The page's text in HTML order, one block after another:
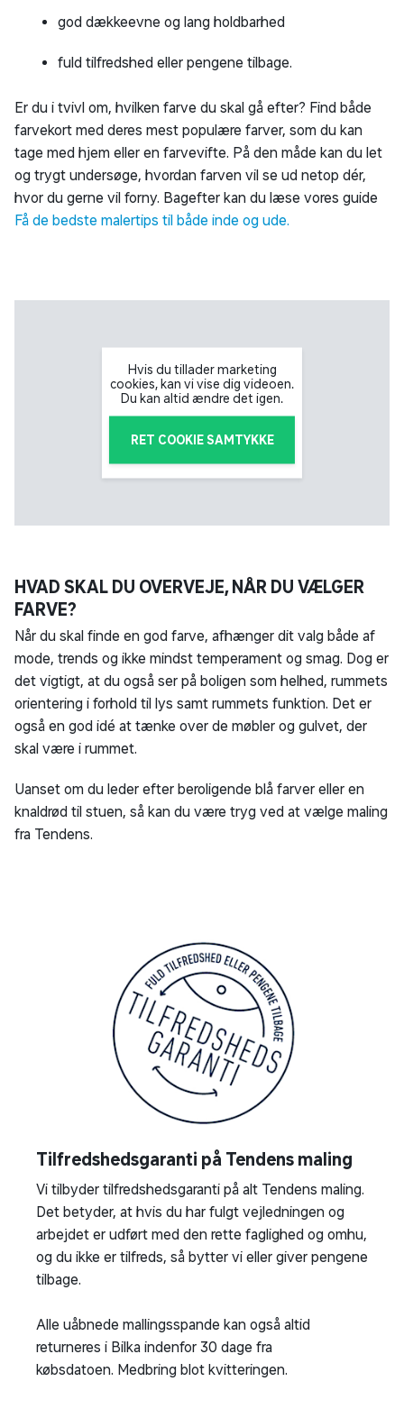
god dækkeevne og lang holdbarhed
fuld tilfredshed eller pengene tilbage.
Er du i tvivl om, hvilken farve du skal gå efter? Find både
farvekort med deres mest populære farver, som du kan
tage med hjem eller en farvevifte. På den måde kan du let
og trygt undersøge, hvordan farven vil se ud netop dér,
hvor du gerne vil forny. Bagefter kan du læse vores guide
Få de bedste malertips til både inde og ude.
Hvis du tillader marketing
cookies, kan vi vise dig videoen.
Du kan altid ændre det igen.
RET COOKIE SAMTYKKE
HVAD SKAL DU OVERVEJE, NÅR DU VÆLGER
FARVE?
Når du skal finde en god farve, afhænger dit valg både af
mode, trends og ikke mindst temperament og smag. Dog er
det vigtigt, at du også ser på boligen som helhed, rummets
orientering i forhold til lys samt rummets funktion. Det er
også en god idé at tænke over de møbler og gulvet, der
skal være i rummet.
Uanset om du leder efter beroligende blå farver eller en
knaldrød til stuen, så kan du være tryg ved at vælge maling
fra Tendens.
Tilfredshedsgaranti på Tendens maling
Vi tilbyder tilfredshedsgaranti på alt Tendens maling.
Det betyder, at hvis du har fulgt vejledningen og
arbejdet er udført med den rette faglighed og omhu,
og du ikke er tilfreds, så bytter vi eller giver pengene
tilbage.
Alle uåbnede mallingsspande kan også altid
returneres i Bilka indenfor 30 dage fra
købsdatoen. Medbring blot kvitteringen.